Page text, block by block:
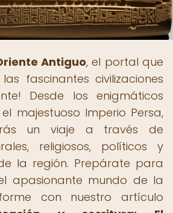
Antiguo, el portal que
fascinantes civilizaciones
Desde los enigmáticos
majestuoso Imperio Persa,
un viaje a través de
religiosos, políticos y
la región. Prepárate para
apasionante mundo de la
con nuestro artículo